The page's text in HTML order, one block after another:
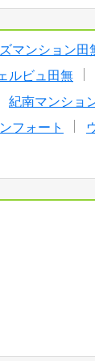
マンション田
ルビュ田無
紀南マンショ
フォート